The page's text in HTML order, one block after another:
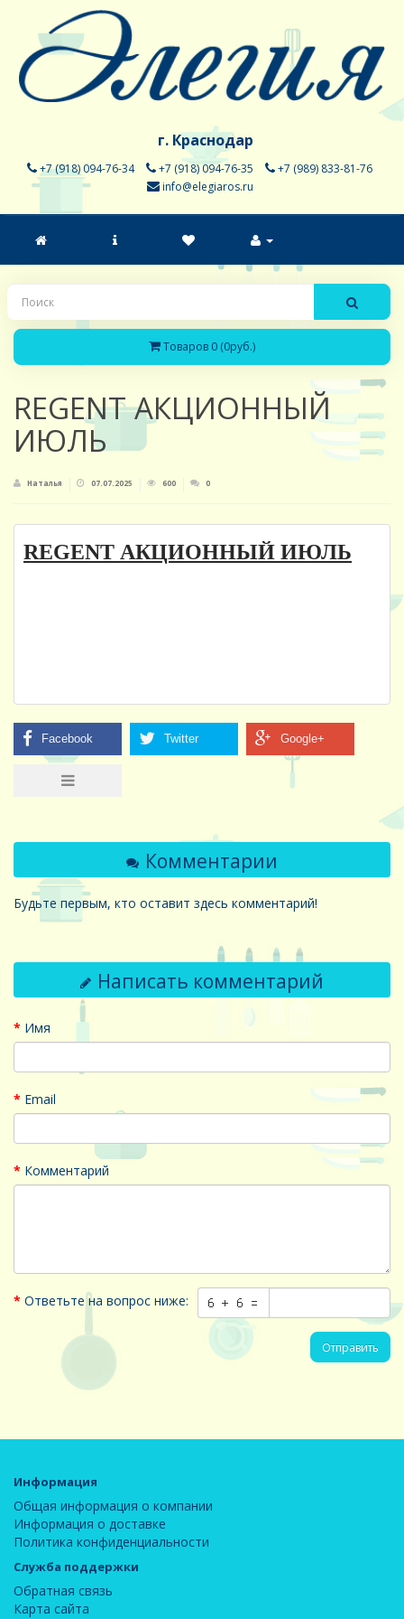
г. Краснодар
+7 (918) 094-76-34 +7 (918) 094-76-35
+7 (989) 833-81-76
info@elegiaros.ru
Товаров 0 (0руб.)
REGENT АКЦИОННЫЙ
ИЮЛЬ
Наталья 07.07.2025 600 0
REGENT АКЦИОННЫЙ ИЮЛЬ
Комментарии
Будьте первым, кто оставит здесь комментарий!
Написать комментарий
Имя
Email
Комментарий
Ответьте на вопрос ниже:
Отправить
Информация
Общая информация о компании
Информация о доставке
Политика конфиденциальности
Служба поддержки
Обратная связь
Карта сайта